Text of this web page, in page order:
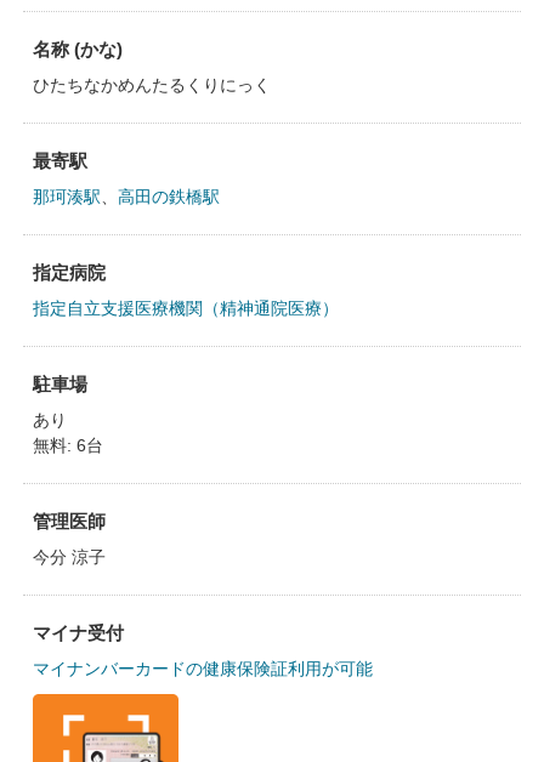
名称 (かな)
ひたちなかめんたるくりにっく
最寄駅
那珂湊駅 高田の鉄橋駅
指定病院
指定自立支援医療機関（精神通院医療）
駐車場
あり
無料: 6台
管理医師
今分 涼子
マイナ受付
マイナンバーカードの健康保険証利用が可能